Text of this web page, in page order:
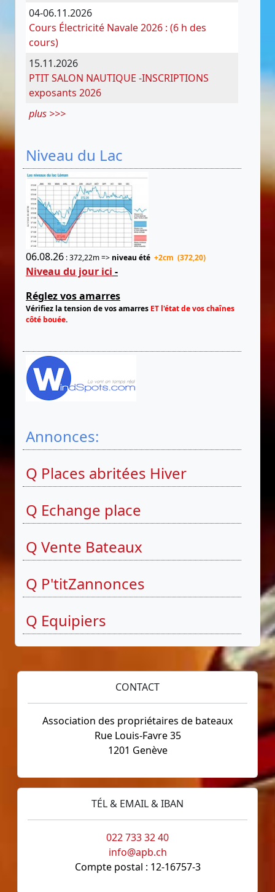
04-06.11.2026
Cours Électricité Navale 2026 : (6 h des
cours)
15.11.2026
PTIT SALON NAUTIQUE -INSCRIPTIONS
exposants 2026
plus >>>
Niveau du Lac
06.08.26 : 372,22m => niveau été +2cm (372,20)
Niveau du jour ici -
Réglez vos amarres
Vérifiez la tension de vos amarres ET l'état de vos chaînes
côté bouée.
Annonces:
Q Places abritées Hiver
Q Echange place
Q Vente Bateaux
Q P'titZannonces
Q Equipiers
CONTACT
Association des propriétaires de bateaux
Rue Louis-Favre 35
1201 Genève
TÉL & EMAIL & IBAN
022 733 32 40
info@apb.ch
Compte postal : 12-16757-3